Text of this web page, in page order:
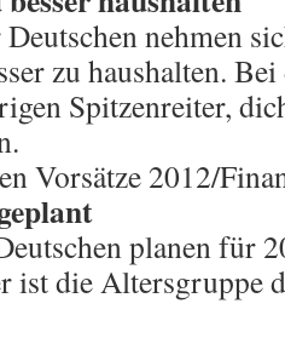
Deutschen nehmen
zu haushalten.
Spitzenreiter,
Vorsätze 2012/
planen für
ist die Altersgruppe